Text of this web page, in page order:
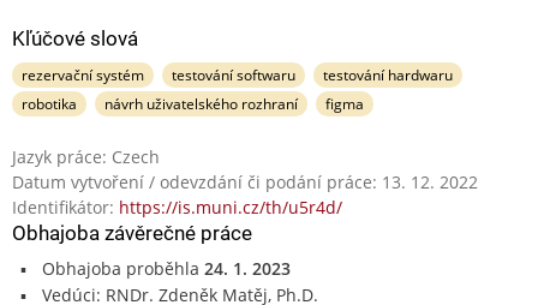
Kľúčové slová
rezervační systém testování softwaru
testování hardwaru
robotika
návrh uživatelského rozhraní figma
Jazyk práce: Czech
Datum vytvoření / odevzdání či podání práce: 13. 12. 2022
Identifikátor: https://is.muni.cz/th/u5r4d/
Obhajoba závěrečné práce
Obhajoba proběhla 24. 1. 2023
Vedúci: RNDr. Zdeněk Matěj, Ph.D.